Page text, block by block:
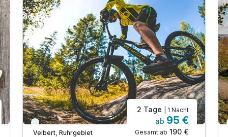
Immer verfügbar
Velbert, Ruhrgebiet
2 Tage | 1 Nacht
ab 95 €
Gesamt ab 190 €